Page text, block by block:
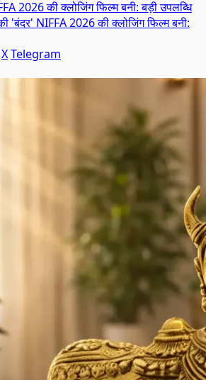
'बंदर' NIFFA 2026 की क्लोजिंग फिल्म बनी:
XTelegram